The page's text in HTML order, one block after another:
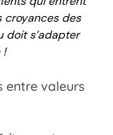
croyances des
doit s’adapter
!
entre valeurs